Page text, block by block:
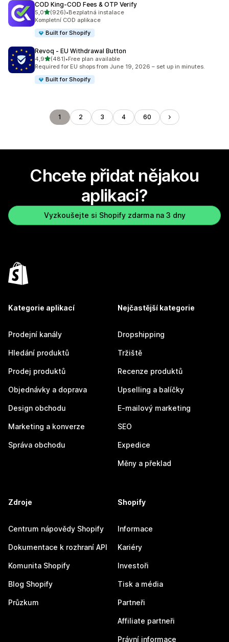
COD King‑COD Fees & OTP Verify
5,0z 5 hvězd
(926)
Celkový počet recenzí: 926
•Bezplatná instalace
Kompletní COD aplikace
Built for Shopify
Revoq ‑ EU Withdrawal Button
4,9z 5 hvězd
(481)
Celkový počet recenzí: 481
•Free plan available
Required for EU shops from June 19, 2026 – set up in minutes.
Built for Shopify
1 2 3 4 60
Chcete přidat nějakou
aplikaci?
Vyzkoušejte si Shopify zdarma na 3 dny
Kategorie aplikací
Prodejní kanály
Hledání produktů
Prodej produktů
Objednávky a doprava
Design obchodu
Marketing a konverze
Správa obchodu
Nejčastější kategorie
Dropshipping
Tržiště
Recenze produktů
Upselling a balíčky
E-mailový marketing
SEO
Expedice
Měny a překlad
Zdroje
Centrum nápovědy Shopify
Dokumentace k rozhraní API
Komunita Shopify
Blog Shopify
Průzkum
Shopify
Informace
Kariéry
Investoři
Tisk a média
Partneři
Affiliate partneři
Právní informace